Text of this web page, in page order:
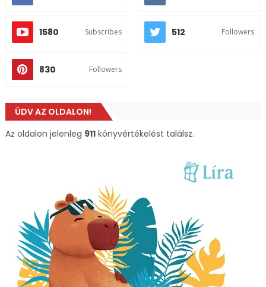
1580 Subscribes 512 Followers
830 Followers
ÜDV AZ OLDALON!
Az oldalon jelenleg 911könyvértékelést találsz.